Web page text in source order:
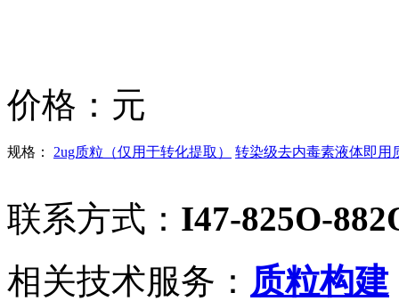
价格： 元
规格： 2ug质粒（仅用于转化提取） 转染级去内毒素液体即用
联系方式： I47-825O-
相关技术服务： 质粒构建